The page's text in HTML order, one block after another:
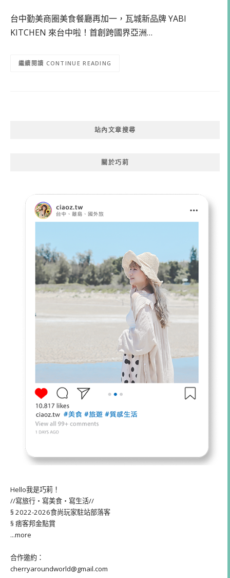
台中勤美商圈美食餐廳再加一，瓦城新品牌 YABI
KITCHEN 來台中啦！首創跨國界亞洲…
CONTINUE READING
站內文章搜尋
關於巧莉
Hello我是巧莉！
//寫旅行・寫美食・寫生活//
§ 2022-2026食尚玩家駐站部落客
§ 痞客邦金點賞
...more
合作邀約：
cherryaroundworld@gmail.com